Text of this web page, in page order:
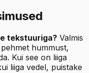
tekstuuriga? Valmis
hummust,
Kui see on liiga
liiga vedel, puistake